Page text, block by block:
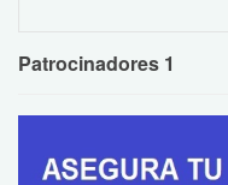
Patrocinadores 1